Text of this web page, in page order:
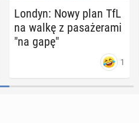
Londyn: Nowy plan TfL
na walkę z pa­sa­że­ra­mi
"na gapę"
1